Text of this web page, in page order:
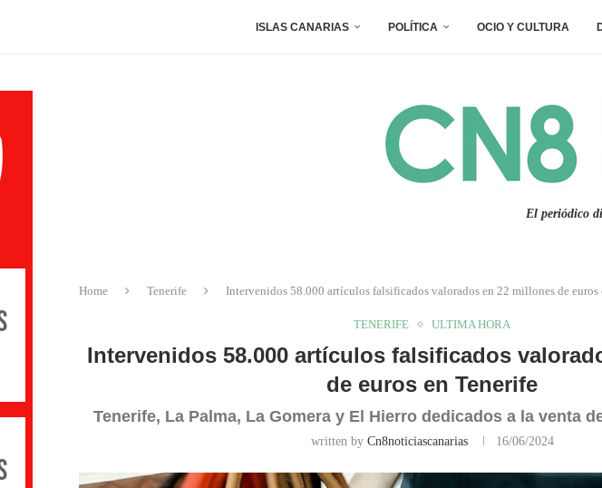
ISLAS CANARIAS POLÍTICA OCIO Y CULTURA
El periódico
Home Tenerife Intervenidos 58.000 artículos falsificados valorados en 22 millones de euros
TENERIFE ULTIMA HORA
Intervenidos 58.000 artículos falsificados
de euros en Tenerife
Tenerife, La Palma, La Gomera y El Hierro dedicados a la venta
written by Cn8noticiascanarias 16/06/2024